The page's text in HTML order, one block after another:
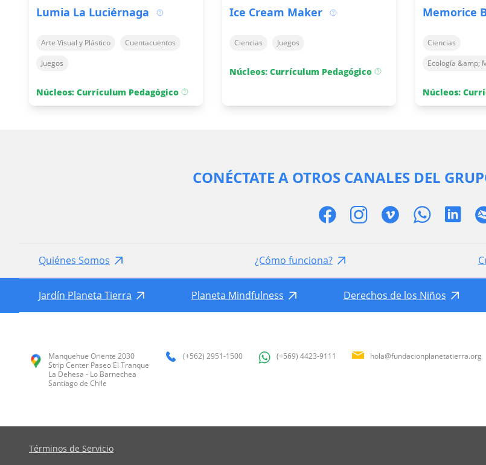
Lumia La Luciérnaga
Arte Visual y Plástico
Cuentacuentos
Juegos
Núcleos: Currículum Pedagógico
Ice Cream Maker
Ciencias Juegos
Núcleos: Currículum Pedagógico
Memorice
Ciencias
Ecología &amp;
Núcleos:
CONÉCTATE A OTROS CANALES DEL
Quiénes Somos ¿Cómo funciona?
Jardín Planeta Tierra Planeta Mindfulness Derechos de los Niños
Manquehue Oriente 2030
Strip Center Paseo El Tranque
La Dehesa - Lo Barnechea
Santiago de Chile
(+562) 2951-1500 (+569) 4423-9111 hola@fundacionplanetatierra.org
Términos de Servicio